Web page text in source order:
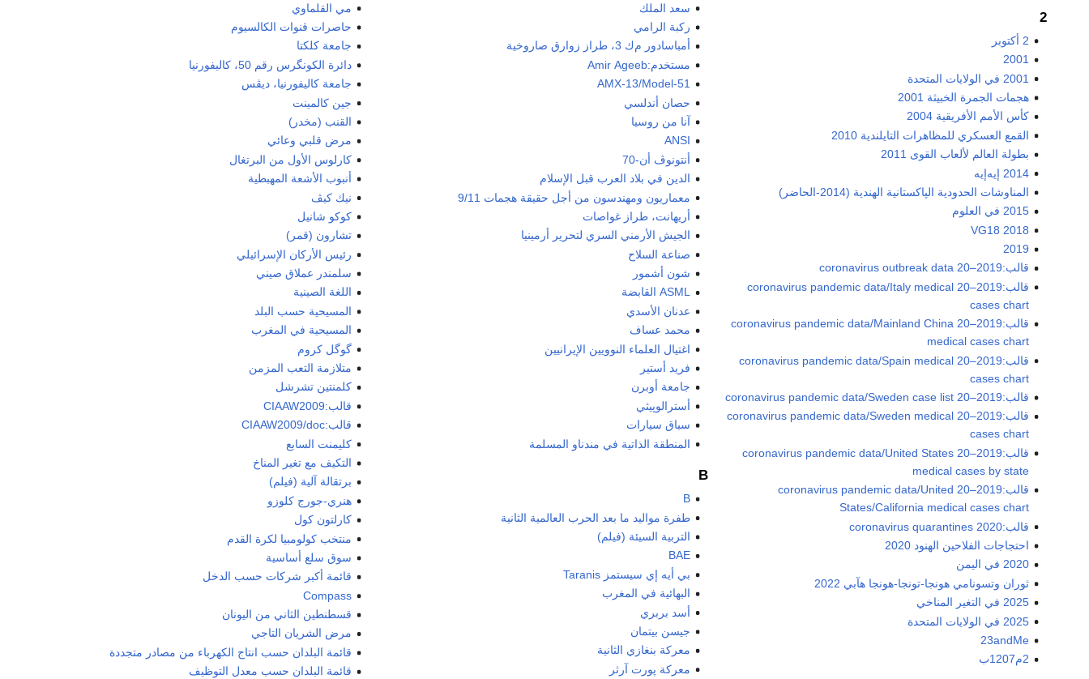
2
2 أكتوبر
2001
2001 في الولايات المتحدة
هجمات الجمرة الخبيثة 2001
كأس الأمم الأفريقية 2004
القمع العسكري للمظاهرات التايلندية 2010
بطولة العالم لألعاب القوى 2011
2014 إيه‌إيه
المناوشات الحدودية الپاكستانية الهندية (2014-الحاضر)
2015 في العلوم
2018 VG18
2019
قالب:2019–20 coronavirus outbreak data
قالب:2019–20 coronavirus pandemic data/Italy medical
cases chart
قالب:2019–20 coronavirus pandemic data/Mainland China
medical cases chart
قالب:2019–20 coronavirus pandemic data/Spain medical
cases chart
قالب:2019–20 coronavirus pandemic data/Sweden case list
قالب:2019–20 coronavirus pandemic data/Sweden medical
cases chart
قالب:2019–20 coronavirus pandemic data/United States
medical cases by state
قالب:2019–20 coronavirus pandemic data/United
States/California medical cases chart
قالب:2020 coronavirus quarantines
احتجاجات الفلاحين الهنود 2020
2020 في اليمن
ثوران وتسونامي هونجا-تونجا-هونجا هآبي 2022
2025 في التغير المناخي
2025 في الولايات المتحدة
23andMe
2م1207ب
سعد الملك
ركبة الرامي
أمباسادور م‌ك 3، طراز زوارق صاروخية
مستخدم:Amir Ageeb
AMX-13/Model-51
حصان أندلسي
آنا من روسيا
ANSI
أنتونوڤ أن-70
الدين في بلاد العرب قبل الإسلام
معماريون ومهندسون من أجل حقيقة هجمات 9/11
أريهانت، طراز غواصات
الجيش الأرمني السري لتحرير أرمينيا
صناعة السلاح
شون أشمور
ASML القابضة
عدنان الأسدي
محمد عساف
اغتيال العلماء النوويين الإيرانيين
فريد أستير
جامعة أوبرن
أسترالوپيثي
سباق سيارات
المنطقة الذاتية في مندناو المسلمة
B
B
طفرة مواليد ما بعد الحرب العالمية الثانية
التربية السيئة (فيلم)
BAE
بي أيه إي سيستمز Taranis
البهائية في المغرب
أسد بربري
جيسن بيتمان
معركة بنغازي الثانية
معركة پورت آرثر
مي القلماوي
حاصرات قنوات الكالسيوم
جامعة كلكتا
دائرة الكونگرس رقم 50، كاليفورنيا
جامعة كاليفورنيا، ديڤس
جين كالمينت
القنب (مخدر)
مرض قلبي وعائي
كارلوس الأول من البرتغال
أنبوب الأشعة المهبطية
نيك كيڤ
كوكو شانيل
تشارون (قمر)
رئيس الأركان الإسرائيلي
سلمندر عملاق صيني
اللغة الصينية
المسيحية حسب البلد
المسيحية في المغرب
گوگل كروم
متلازمة التعب المزمن
كلمنتين تشرشل
قالب:CIAAW2009
قالب:CIAAW2009/doc
كليمنت السابع
التكيف مع تغير المناخ
برتقالة آلية (فيلم)
هنري-جورج كلوزو
كارلتون كول
منتخب كولومبيا لكرة القدم
سوق سلع أساسية
قائمة أكبر شركات حسب الدخل
Compass
قسطنطين الثاني من اليونان
مرض الشريان التاجي
قائمة البلدان حسب انتاج الكهرباء من مصادر متجددة
قائمة البلدان حسب معدل التوظيف